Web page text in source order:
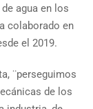
agua en los
colaborado en
el 2019.
¨perseguimos
de los